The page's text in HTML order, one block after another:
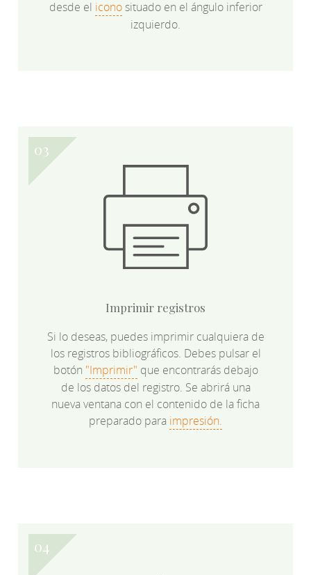
desde el iconosituado en el ángulo inferior
izquierdo.
Imprimir registros
Si lo deseas, puedes imprimir cualquiera de
los registros bibliográficos. Debes pulsar el
botón "Imprimir" que encontrarás debajo
de los datos del registro. Se abrirá una
nueva ventana con el contenido de la ficha
preparado para impresión.